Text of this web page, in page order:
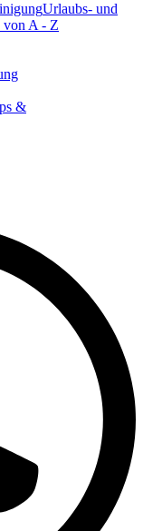
Urlaubs- und
von A - Z
&